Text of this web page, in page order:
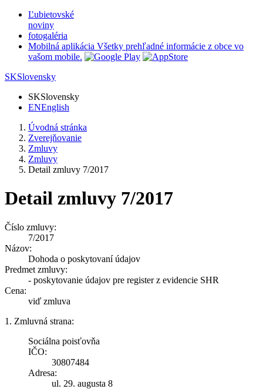
Ľubietovské
noviny
fotogaléria
Mobilná aplikácia Všetky prehľadné informácie z obce vo
vašom mobile.
SKSlovensky
SKSlovensky
ENEnglish
Úvodná stránka
Zverejňovanie
Zmluvy
Zmluvy
Detail zmluvy 7/2017
Detail zmluvy 7/2017
Číslo zmluvy:
7/2017
Názov:
Dohoda o poskytovaní údajov
Predmet zmluvy:
- poskytovanie údajov pre register z evidencie SHR
Cena:
viď zmluva
1. Zmluvná strana:
Sociálna poisťovňa
IČO:
30807484
Adresa:
ul. 29. augusta 8